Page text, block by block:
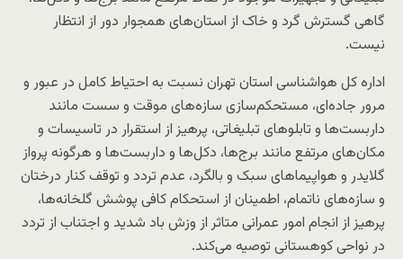
گاهی گسترش گرد و خاک از استان‌های همجوار دور از انتظار
نیست.
اداره کل هواشناسی استان تهران نسبت به احتیاط کامل در عبور و
مرور جاده‌ای، مستحکم‌سازی سازه‌های موقت و سست مانند
داربست‌ها و تابلوهای تبلیغاتی، پرهیز از استقرار در تاسیسات و
مکان‌های مرتفع مانند برج‌ها، دکل‌ها و داربست‌ها و هرگونه پرواز
گلایدر و هواپیماهای سبک و بالگرد، عدم تردد و توقف کنار درختان
و سازه‌های ناتمام، اطمینان از استحکام کافی پوشش گلخانه‌ها،
پرهیز از انجام امور عمرانی متاثر از وزش باد شدید و اجتناب از تردد
در نواحی کوهستانی توصیه می‌کند.